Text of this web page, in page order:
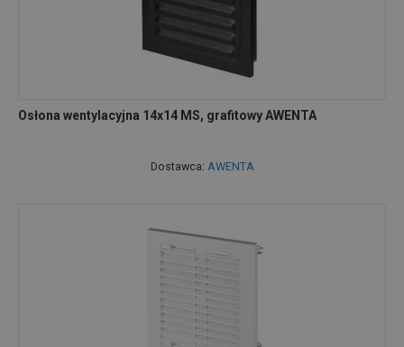
Osłona wentylacyjna 14x14 MS, grafitowy AWENTA
Dostawca: AWENTA